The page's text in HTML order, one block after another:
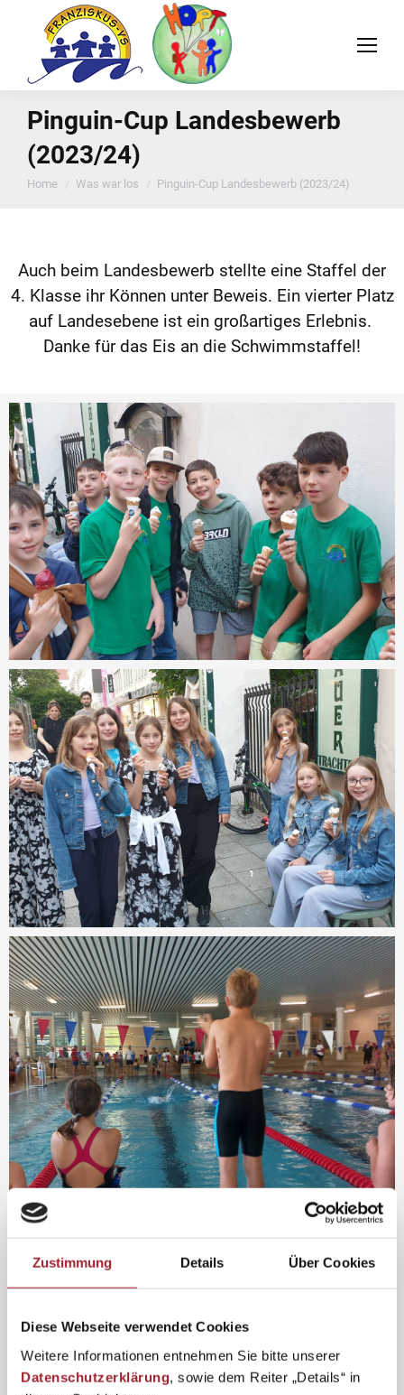
Zustimmung Details Über Cookies
Diese Webseite verwendet Cookies
Weitere Informationen entnehmen Sie bitte unserer
Datenschutzerklärung, sowie dem Reiter „Details“ in
Pinguin-Cup Landesbewerb
(2023/24)
You are here:
Home Was war los Pinguin-Cup Landesbewerb (2023/24)
Auch beim Landesbewerb stellte eine Staffel der
4. Klasse ihr Können unter Beweis. Ein vierter Platz
auf Landesebene ist ein großartiges Erlebnis.
Danke für das Eis an die Schwimmstaffel!